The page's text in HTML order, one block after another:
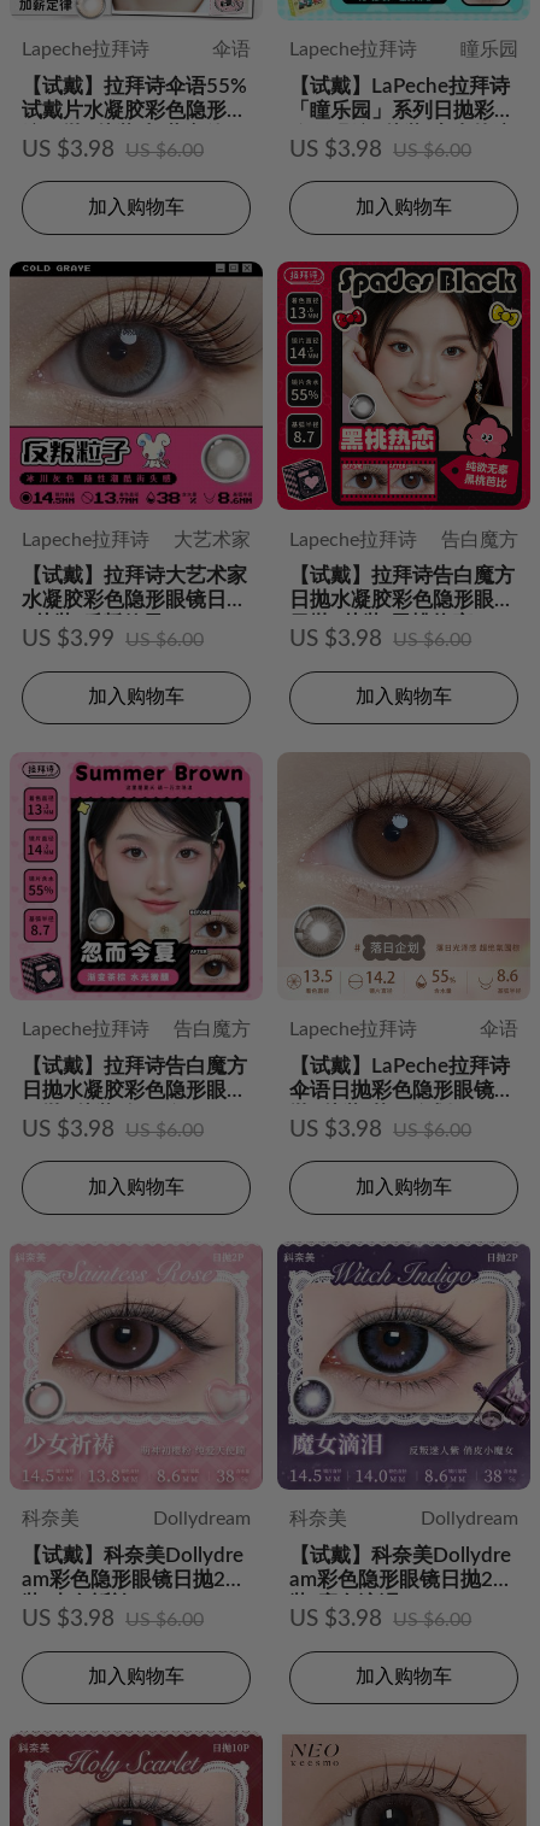
Lapeche拉拜诗
伞语
【试戴】拉拜诗伞语55%
试戴片水凝胶彩色隐形眼
镜日抛2片装-加薪定律
US $3.98 US $6.00
加入购物车
Lapeche拉拜诗
瞳乐园
【试戴】LaPeche拉拜诗
「瞳乐园」系列日抛彩色
隐形眼镜2片装-童真轨迹
US $3.98 US $6.00
加入购物车
Lapeche拉拜诗
大艺术家
【试戴】拉拜诗大艺术家
水凝胶彩色隐形眼镜日抛
2片装-反叛粒子
US $3.99 US $6.00
加入购物车
Lapeche拉拜诗
告白魔方
【试戴】拉拜诗告白魔方
日抛水凝胶彩色隐形眼镜
日抛2片装-黑桃热恋
US $3.98 US $6.00
加入购物车
Lapeche拉拜诗
告白魔方
【试戴】拉拜诗告白魔方
日抛水凝胶彩色隐形眼镜
日抛2片装-忽而今夏
US $3.98 US $6.00
加入购物车
Lapeche拉拜诗
伞语
【试戴】LaPeche拉拜诗
伞语日抛彩色隐形眼镜日
抛2片装-落日企划
US $3.98 US $6.00
加入购物车
科奈美
Dollydream
【试戴】科奈美Dollydre
am彩色隐形眼镜日抛2片
装-少女祈祷
US $3.98 US $6.00
加入购物车
科奈美
Dollydream
【试戴】科奈美Dollydre
am彩色隐形眼镜日抛2片
装-魔女滴泪
US $3.98 US $6.00
加入购物车